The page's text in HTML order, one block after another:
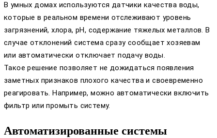
В умных домах используются датчики качества воды,
которые в реальном времени отслеживают уровень
загрязнений, хлора, pH, содержание тяжелых металлов. В
случае отклонений система сразу сообщает хозяевам
или автоматически отключает подачу воды.
Такое решение позволяет не дожидаться появления
заметных признаков плохого качества и своевременно
реагировать. Например, можно автоматически включить
фильтр или промыть систему.
Автоматизированные системы